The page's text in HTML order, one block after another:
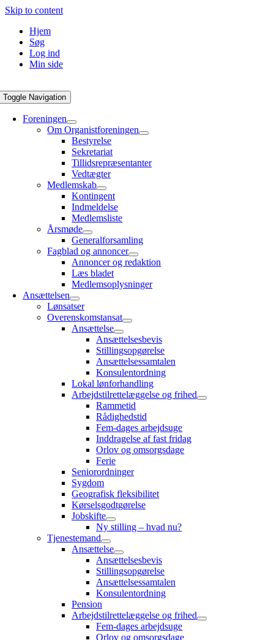
Skip to content
Hjem
Søg
Log ind
Min side
Toggle Navigation
Foreningen
Om Organistforeningen
Bestyrelse
Sekretariat
Tillidsrepræsentanter
Vedtægter
Medlemskab
Kontingent
Indmeldelse
Medlemsliste
Årsmøde
Generalforsamling
Fagblad og annoncer
Annoncer og redaktion
Læs bladet
Medlemsoplysninger
Ansættelsen
Lønsatser
Overenskomstansat
Ansættelse
Ansættelsesbevis
Stillingsopgørelse
Ansættelsessamtalen
Konsulentordning
Lokal lønforhandling
Arbejdstilrettelæggelse og frihed
Rammetid
Rådighedstid
Fem-dages arbejdsuge
Inddragelse af fast fridag
Orlov og omsorgsdage
Ferie
Seniorordninger
Sygdom
Geografisk fleksibilitet
Kørselsgodtgørelse
Jobskifte
Ny stilling – hvad nu?
Tjenestemand
Ansættelse
Ansættelsesbevis
Stillingsopgørelse
Ansættelsessamtalen
Konsulentordning
Pension
Arbejdstilrettelæggelse og frihed
Fem-dages arbejdsuge
Orlov og omsorgsdage